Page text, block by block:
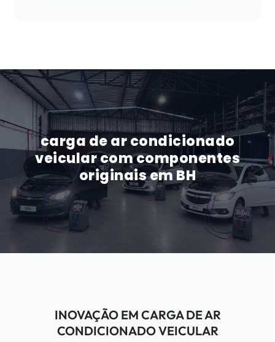
carga de ar condicionado
veicular com componentes
originais em BH
INOVAÇÃO EM CARGA DE AR
CONDICIONADO VEICULAR